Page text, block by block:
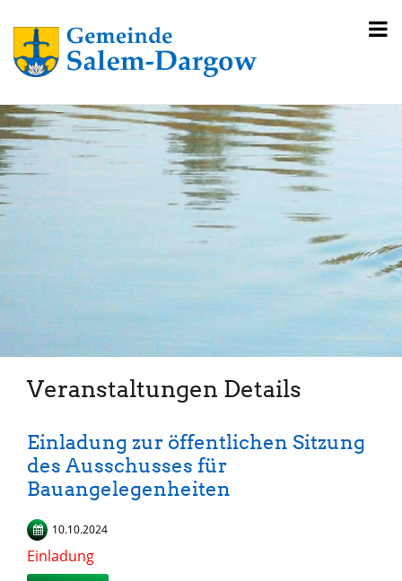
Veranstaltungen Details
Einladung zur öffentlichen Sitzung
des Ausschusses für
Bauangelegenheiten
10.10.2024
Einladung